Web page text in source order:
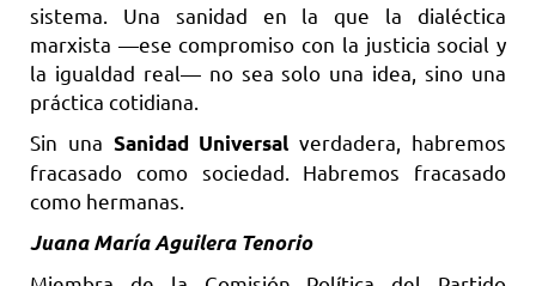
sistema. Una sanidad en la que la dialéctica
marxista —ese compromiso con la justicia social y
la igualdad real— no sea solo una idea, sino una
práctica cotidiana.
Sin una Sanidad Universalverdadera, habremos
fracasado como sociedad. Habremos fracasado
como hermanas.
Juana María Aguilera Tenorio